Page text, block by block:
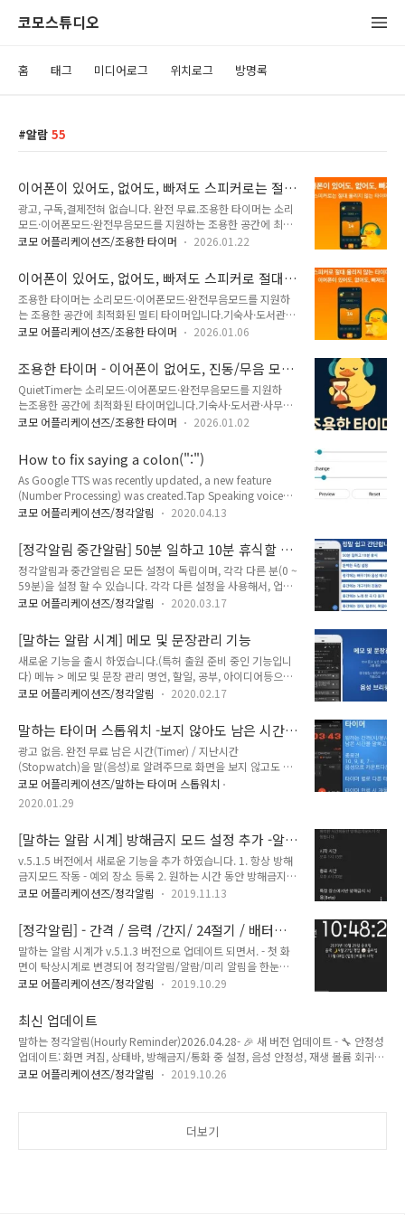
코모스튜디오
홈 태그 미디어로그 위치로그 방명록
알람 55
이어폰이 있어도, 없어도, 빠져도 스피커로는 절
대 울리지 않는 타이머
광고, 구독,결제전혀 없습니다. 완전 무료.조용한 타이머는 소리
모드·이어폰모드·완전무음모드를 지원하는 조용한 공간에 최
적화된 멀티 타이머입니다.이어폰이 있어도, 없어도, 빠져도스피
알람)·사무실·스터디 카페(공부, 독서)·독서실·커피숍·대중교
통(지하철/버스)처럼 소리를 낼 수 없는 환경에서도 안심하고 사
용할 수 있도록 설계됐어요.개별 타이머 실행 중에도이어폰 모드
로 퀵 전환을 하면이어폰이 없으면 절대 소리 없이 화면 / 진동 /
플래시로만 알려요!이어폰이 연결 되어있으면 이어폰으로만 소
다 감정·메모·세션 기록이 자동으로 남아시간이 지날수록 나만
의 루틴과 생활 패턴이 자연스럽게 보입니다...
코모 어플리케이션즈/조용한 타이머 2026.01.22
이어폰이 있어도, 없어도, 빠져도 스피커로 절대
울리지 않는 조용한 타이머 - 지하철, 도서관, 쪽
잠, 음성
조용한 타이머는 소리모드·이어폰모드·완전무음모드를 지원하
는 조용한 공간에 최적화된 멀티 타이머입니다.기숙사·도서관
(5분/10분 쪽잠 알람)·사무실·스터디 카페(공부, 독서)·커피숍·
하고 사용할 수 있도록 설계됐어요.개별 타이머 실행 중에도이어
폰 모드로 퀵 전환을 하면 이어폰이 없으면 절대 소리 없이 화면
/ 진동 / 플래시로만 알려요!이어폰이 연결 되어있으면 이어폰으
로만 소리가 나와요!타이머를 사용할 때마다 감정·메모·세션
기록이 자동으로 남아시간이 지날수록 나만의 루틴과 생활 패턴
https://play.google.com/store/apps/details?
id=com.comostudio.q..
코모 어플리케이션즈/조용한 타이머 2026.01.06
조용한 타이머 - 이어폰이 없어도, 진동/무음 모드
가 아니어도! 절대적으로 조용한 멀티 타이머!
(광고X 구독X 결제X 완전무료O)
QuietTimer는 소리모드·이어폰모드·완전무음모드를 지원하
는조용한 공간에 최적화된 타이머입니다.기숙사·도서관·사무
실·카페처럼 소리를 낼 수 없는 환경에서도안심하고 사용할 수
가 진동/무음/방해금지 모드가 아니어도! 완벽하게 조용하게 울
려요!타이머를 사용할 때마다 감정·메모·세션 기록이 자동으로
남아시간이 지날수록 나만의 루틴과 생활 패턴이 자연스럽게 보
입니다. 광고 없음!구독 없음!결제 없음!완전 무
료!https://play.google.com/store/apps/details?
머 - Google Play 앱이어폰·완전 무음 모드로 조용하게 쓰고,
감정·메모·..
코모 어플리케이션즈/조용한 타이머 2026.01.02
How to fix saying a colon(":")
As Google TTS was recently updated, a new feature
(Number Processing) was created.Tap Speaking voice
(engine, male / ...) from the top left menu of the app,
Preferred engine. Then turn off the Number Processing
switch. Then the app won't say ': colon' anymore. Please
check below 2 pictures.
https://play.google.com/store/apps/developer?
id=Comost..
코모 어플리케이션즈/정각알림 2020.04.13
[정각알림 중간알람] 50분 일하고 10분 휴식할 때
유용한 알림
정각알림과 중간알림은 모든 설정이 독립이며, 각각 다른 분(0 ~
59분)을 설정 할 수 있습니다. 각각 다른 설정을 사용해서, 업무,
공부 등 일상생활에서 편리하고 유용하게 사용해 보세요. 무료
https://play.google.com/store/apps/details?
id=com.comostudio.hourlyreminders 정각알림 중간알람 -
50분 10분 - Google Play 앱 정말 사용하기 쉽습니다. 앱 전원
(우측 상단 정각 알림 사용하기 체크)을 켜기만 하면 매일 오전 8
시부터 오후 10시까지 매시간 정각(정시)에 시간을 문장과 함께
걱정 마세요! 전혀 어렵지 않아요!) ■ 자유로운 2개의 정각 ..
코모 어플리케이션즈/정각알림 2020.03.17
[말하는 알람 시계] 메모 및 문장관리 기능
새로운 기능을 출시 하였습니다.(특허 출원 준비 중인 기능입니
다) 메뉴 > 메모 및 문장 관리 명언, 할일, 공부, 아이디어등으로
원하는 그룹을 만들고 문장 및 메모를 작성 해보세요. 정각알림,
있습니다. 정각알림에서 관리 하던 시간별 문장도 한번에 가져
올 수 있습니다. 문장을 바로 카카오톡으로 공유 할 수 있습니다.
사람 모양 아이콘을 누르면 언제든지 그룹 별로, 체크된 문장을
음성으로 브리핑 합니다. 정각알림, 알람 후에 체크된 문장을 자
동으로 브리핑 할 수도 있습니다. 구글 플레이에서 무료로 다운
로드 받기 https://play.google.com/store/apps/details?
코모 어플리케이션즈/정각알림 2020.02.17
말하는 타이머 스톱워치 -보지 않아도 남은 시간
을 알려줍니다.
광고 없음. 완전 무료 남은 시간(Timer) / 지난시간
(Stopwatch)을 말(음성)로 알려주므로 화면을 보지 않고도 시
간의 흐름을 알 수 있습니다. - 말하는(음성) 타이머, 스톱워치 무
료 다운로드 https://play.google.com/store/apps/details?
id=com.comostudio.speakingtimer 말하는 타이머 스톱워
(Stopwatch)을 말(음성)로 알려주므로 화면을 보지 않고도 시
간의 흐름을 알 수 있습니다. 타이머 작동 중 화면이 꺼지지 않아
눈으로도 확인이 가능합니다. 타이머 종료 후 삐삐음 후 자동해
제 시간을 설정할 수 있습니다.(5초 ~ 60초) 단순한 삐삐음 대신
본인의 폰에 있는 음악..
코모 어플리케이션즈/말하는 타이머 스톱워치
2020.01.29
[말하는 알람 시계] 방해금지 모드 설정 추가 -알
람, 정각알림, 미리(반복)알림
v.5.1.5 버전에서 새로운 기능을 추가 하였습니다. 1. 항상 방해
금지모드 작동 - 예외 장소 등록 2. 원하는 시간 동안 방해금지
모드 작동 - 시작시간 / 종료 시간 - 원하는 시간 동안 방해금지
님. 방해금지 모드 아이콘 및 메뉴에서 방해금지 모드, 하단에서
방해금지모드를 누르면 아래 설정 화면으로 이동합니다. 항상 방
해금지를 켜면 항상 알람, 정각알림, 미리 알림이 울리지 않습니
다. - 항상 언제 어디에서나 방해금지모드 예외 장소를 등록하면
해당 장소에서만 방해금지가 해제되어 각각 설정된 시간동안 울
모드 1. 원하는 시간 동안만 방해금지 사용 - 3시 부터 4시 3..
코모 어플리케이션즈/정각알림 2019.11.13
[정각알림] - 간격 / 음력 /간지/ 24절기 / 배터리
알림 / 미리 알림
말하는 알람 시계가 v.5.1.3 버전으로 업데이트 되면서. - 첫 화
면이 탁상시계로 변경되어 정각알림/알람/미리 알림을 한눈에
볼 수 있습니다. - 정각알림의 설정에서 음력 / 간지 / 절기 / 절
고, 다가오는 24절기와 간단한 설명도 말해줍니다. 탁상시계 및
잠금화면에서는 언제나 음력/절기를 확인 할 수 있습니다. (음력
/ 간지는 기본 말하기 문장 설정에서) 언제나 정확한 시간에 확
실하게 알려주는 말하는 알람 시계를 무료로 다운로드 해보세
요! https://play.google.com/store/apps/details?
코모 어플리케이션즈/정각알림 2019.10.29
최신 업데이트
말하는 정각알림(Hourly Reminder)2026.04.28- 🎉 새 버전 업데이트 - 🔧 안정성
업데이트: 화면 켜짐, 상태바, 방해금지/통화 중 설정, 음성 안정성, 재생 볼륨 회귀를
복원했습니다. - ✨ 최신 머티리얼 디자인으로 전면 리뉴얼 - 🕐 시간대별 문장 추가:
하기(TTS) 기능 안정화 - 🎵 내장 음악 및 벨소리 선택 안정화 - 🛒 광고 제거 일회 구
코모 어플리케이션즈/정각알림 2019.10.26
더보기